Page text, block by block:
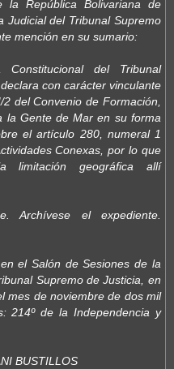
República Bolivariana de
Judicial del Tribunal Supremo
mención en su sumario:
del Tribunal
con carácter vinculante
del Convenio de Formación,
la Gente de Mar en su forma
el artículo 280, numeral 1
Conexas, por lo que
limitación geográfica allí
Archívese el expediente.
el Salón de Sesiones de la
Supremo de Justicia, en
mes de noviembre de dos mil
214º de la Independencia y
BUSTILLOS